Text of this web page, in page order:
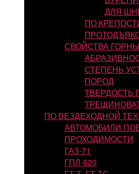
ДЛЯ
ПО
СВОЙСТВА
СТЕПЕНЬ
ПОРОД
ТВЕРДОСТЬ
ПО ВЕЗДЕХОДНОЙ
АВТОМОБИЛИ
ПРОХОДИМОСТИ
ГАЗ-71
ГПЛ-520